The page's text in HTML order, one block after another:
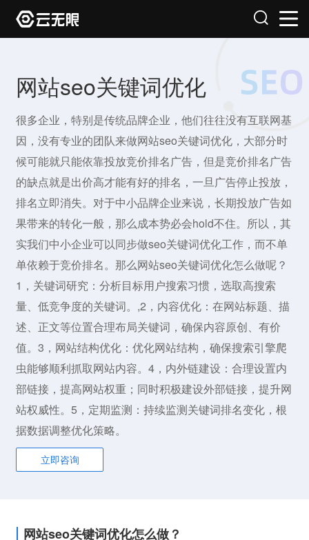
网站seo关键词优化
很多企业，特别是传统品牌企业，他们往往没有互联网基
因，没有专业的团队来做网站seo关键词优化，大部分时
候可能就只能依靠投放竞价排名广告，但是竞价排名广告
的缺点就是出价高才能有好的排名，一旦广告停止投放，
排名立即消失。对于中小品牌企业来说，长期投放广告如
果带来的转化一般，那么成本势必会hold不住。所以，其
实我们中小企业可以同步做seo关键词优化工作，而不单
单依赖于竞价排名。那么网站seo关键词优化怎么做呢？
1，关键词研究：分析目标用户搜索习惯，选取高搜索
量、低竞争度的关键词。,2，内容优化：在网站标题、描
述、正文等位置合理布局关键词，确保内容原创、有价
值。3，网站结构优化：优化网站结构，确保搜索引擎爬
虫能够顺利抓取网站内容。4，内外链建设：合理设置内
部链接，提高网站权重；同时积极建设外部链接，提升网
站权威性。5，定期监测：持续监测关键词排名变化，根
据数据调整优化策略。
立即咨询
网站seo关键词优化怎么做？